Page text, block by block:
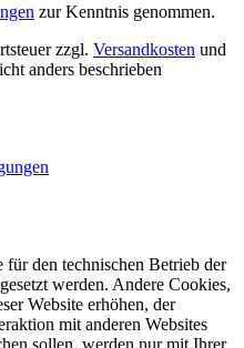
zur Kenntnis genommen.
zzgl. Versandkosten und
anders beschrieben
für den technischen Betrieb der
werden. Andere Cookies,
Website erhöhen, der
mit anderen Websites
sollen, werden nur mit Ihrer